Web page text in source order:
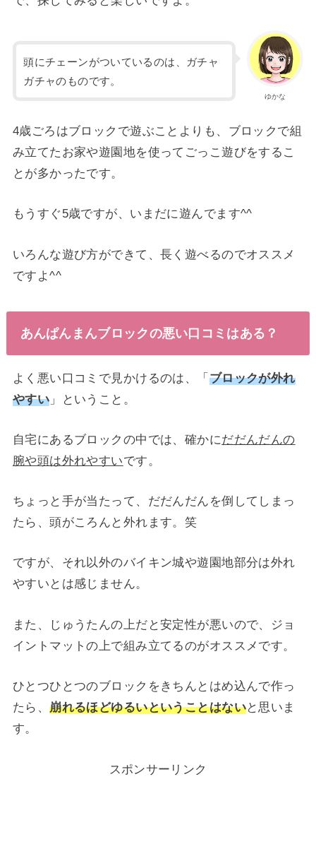
ゆかな
頭にチェーンがついているのは、ガチャ
ガチャのものです。
4歳ごろはブロックで遊ぶことよりも、ブロックで組
み立てたお家や遊園地を使ってごっこ遊びをするこ
とが多かったです。
もうすぐ5歳ですが、いまだに遊んでます^^
いろんな遊び方ができて、長く遊べるのでオススメ
ですよ^^
あんぱんまんブロックの悪い口コミはある？
よく悪い口コミで見かけるのは、「 ブロックが外れ
やすい 」ということ。
自宅にあるブロックの中では、確かにだだんだんの
腕や頭は外れやすいです。
ちょっと手が当たって、だだんだんを倒してしまっ
たら、頭がころんと外れます。笑
ですが、それ以外のバイキン城や遊園地部分は外れ
やすいとは感じません。
また、じゅうたんの上だと安定性が悪いので、ジョ
イントマットの上で組み立てるのがオススメです。
ひとつひとつのブロックをきちんとはめ込んで作っ
たら、崩れるほどゆるいということはないと思いま
す。
スポンサーリンク